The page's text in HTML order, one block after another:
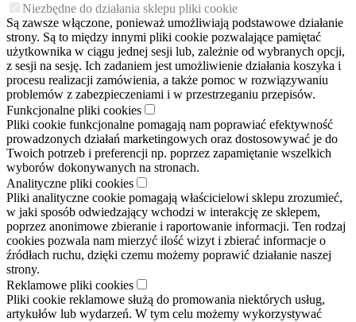
Niezbędne do działania sklepu pliki cookie
Są zawsze włączone, ponieważ umożliwiają podstawowe działanie
strony. Są to między innymi pliki cookie pozwalające pamiętać
użytkownika w ciągu jednej sesji lub, zależnie od wybranych opcji,
z sesji na sesję. Ich zadaniem jest umożliwienie działania koszyka i
procesu realizacji zamówienia, a także pomoc w rozwiązywaniu
problemów z zabezpieczeniami i w przestrzeganiu przepisów.
Funkcjonalne pliki cookies
Pliki cookie funkcjonalne pomagają nam poprawiać efektywność
prowadzonych działań marketingowych oraz dostosowywać je do
Twoich potrzeb i preferencji np. poprzez zapamiętanie wszelkich
wyborów dokonywanych na stronach.
Analityczne pliki cookies
Pliki analityczne cookie pomagają właścicielowi sklepu zrozumieć,
w jaki sposób odwiedzający wchodzi w interakcję ze sklepem,
poprzez anonimowe zbieranie i raportowanie informacji. Ten rodzaj
cookies pozwala nam mierzyć ilość wizyt i zbierać informacje o
źródłach ruchu, dzięki czemu możemy poprawić działanie naszej
strony.
Reklamowe pliki cookies
Pliki cookie reklamowe służą do promowania niektórych usług,
artykułów lub wydarzeń. W tym celu możemy wykorzystywać